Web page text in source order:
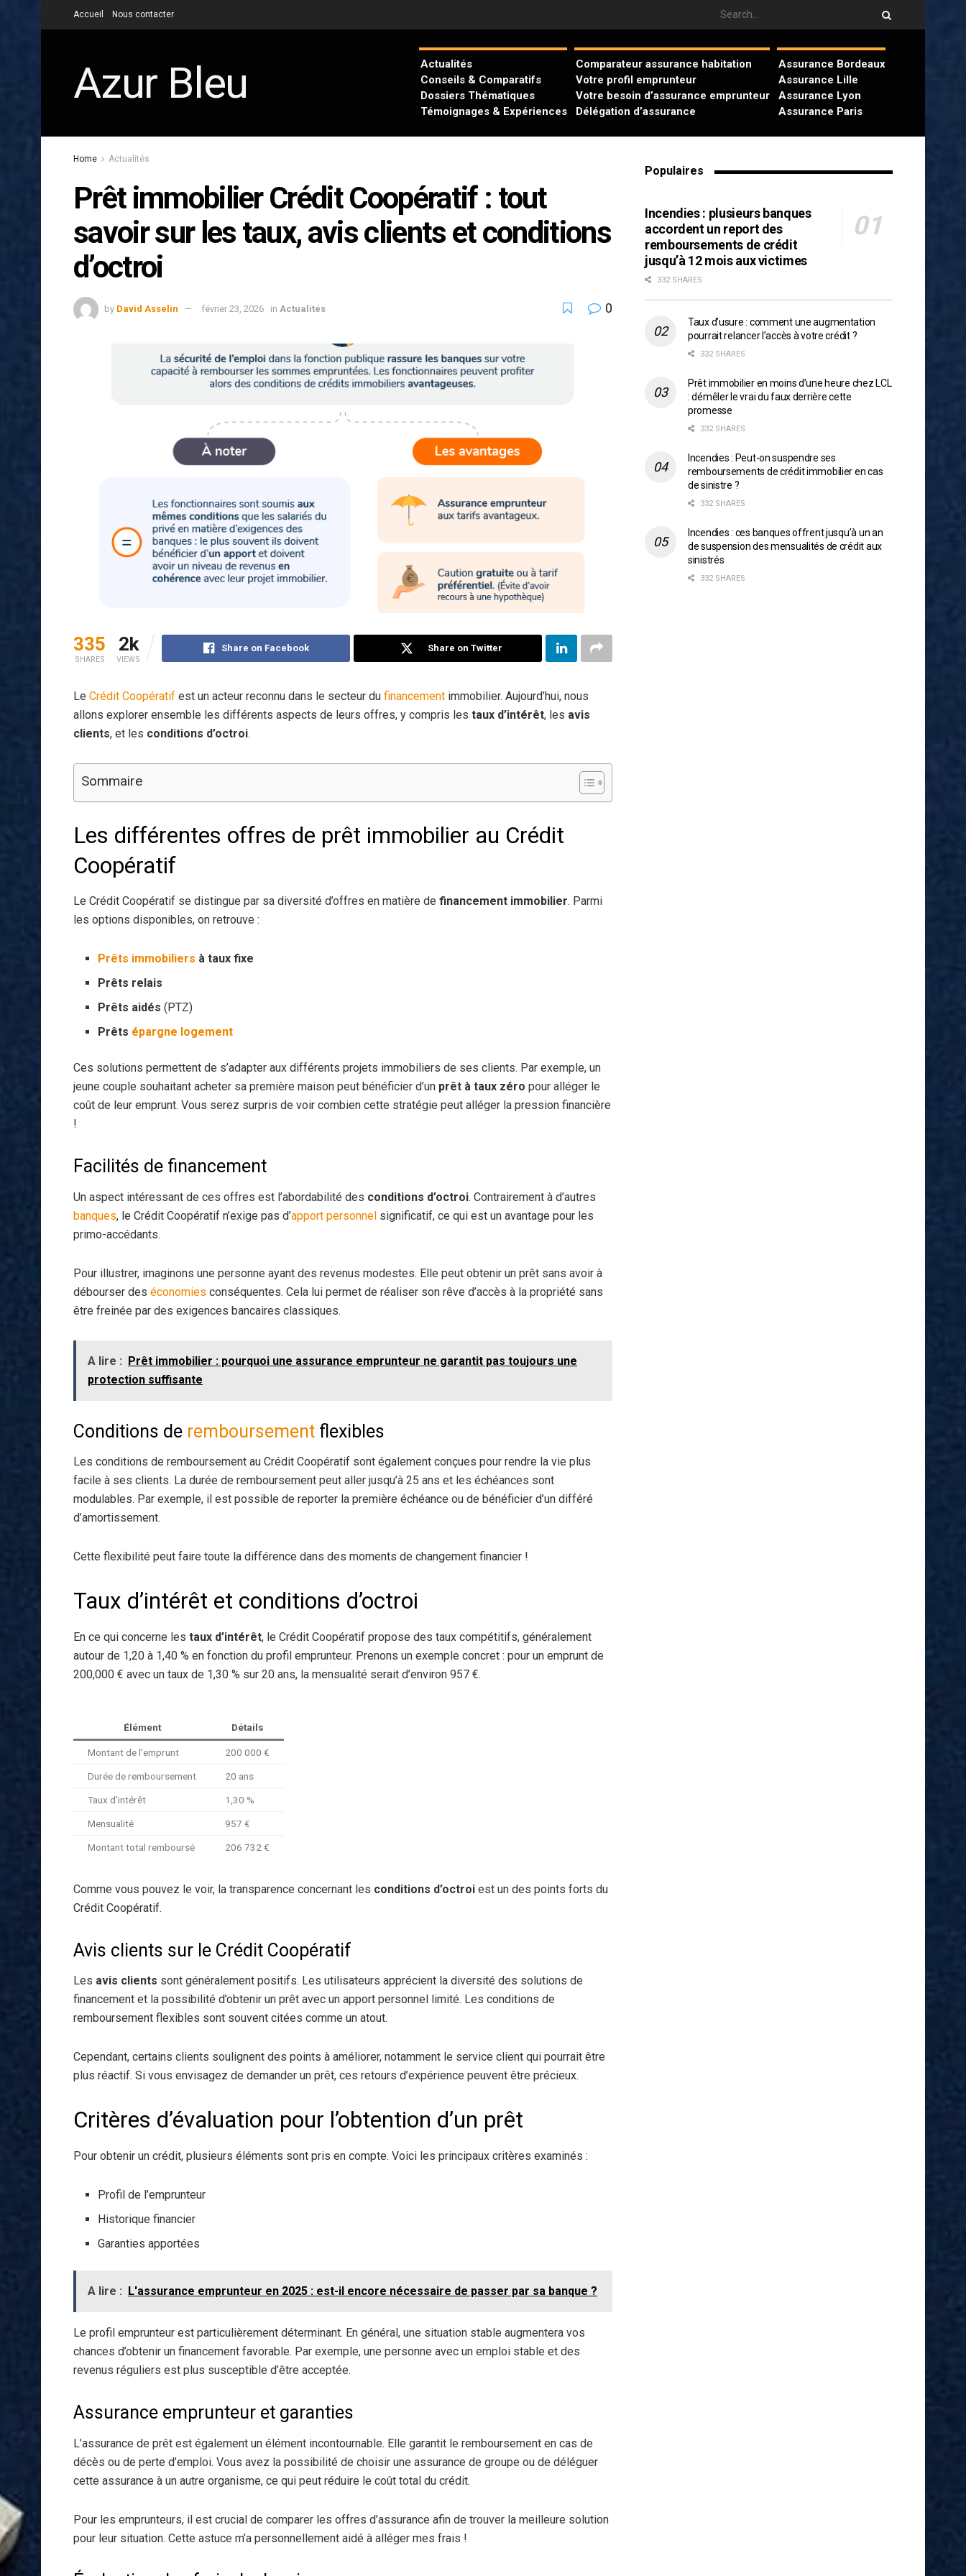
Accueil Nous contacter
Azur Bleu
Actualités
Conseils & Comparatifs
Dossiers Thématiques
Témoignages & Expériences
Comparateur assurance habitation
Votre profil emprunteur
Votre besoin d’assurance emprunteur
Délégation d’assurance
Assurance Bordeaux
Assurance Lille
Assurance Lyon
Assurance Paris
Home Actualités
Prêt immobilier Crédit Coopératif : tout
savoir sur les taux, avis clients et conditions
d’octroi
by David Asselin février 23, 2026 in Actualités 0
335
SHARES
2k
VIEWS
Share on Facebook Share on Twitter
Le Crédit Coopératif est un acteur reconnu dans le secteur du financement immobilier. Aujourd’hui, nous
allons explorer ensemble les différents aspects de leurs offres, y compris les taux d’intérêt, les avis
clients, et les conditions d’octroi.
Sommaire
Les différentes offres de prêt immobilier au Crédit
Coopératif
Le Crédit Coopératif se distingue par sa diversité d’offres en matière de financement immobilier. Parmi
les options disponibles, on retrouve :
Prêts immobiliers à taux fixe
Prêts relais
Prêts aidés (PTZ)
Prêts épargne logement
Ces solutions permettent de s’adapter aux différents projets immobiliers de ses clients. Par exemple, un
jeune couple souhaitant acheter sa première maison peut bénéficier d’un prêt à taux zéro pour alléger le
coût de leur emprunt. Vous serez surpris de voir combien cette stratégie peut alléger la pression financière
!
Facilités de financement
Un aspect intéressant de ces offres est l’abordabilité des conditions d’octroi. Contrairement à d’autres
banques, le Crédit Coopératif n’exige pas d’apport personnel significatif, ce qui est un avantage pour les
primo-accédants.
Pour illustrer, imaginons une personne ayant des revenus modestes. Elle peut obtenir un prêt sans avoir à
débourser des économies conséquentes. Cela lui permet de réaliser son rêve d’accès à la propriété sans
être freinée par des exigences bancaires classiques.
A lire : Prêt immobilier : pourquoi une assurance emprunteur ne garantit pas toujours une
protection suffisante
Conditions de remboursement flexibles
Les conditions de remboursement au Crédit Coopératif sont également conçues pour rendre la vie plus
facile à ses clients. La durée de remboursement peut aller jusqu’à 25 ans et les échéances sont
modulables. Par exemple, il est possible de reporter la première échéance ou de bénéficier d’un différé
d’amortissement.
Cette flexibilité peut faire toute la différence dans des moments de changement financier !
Taux d’intérêt et conditions d’octroi
En ce qui concerne les taux d’intérêt, le Crédit Coopératif propose des taux compétitifs, généralement
autour de 1,20 à 1,40 % en fonction du profil emprunteur. Prenons un exemple concret : pour un emprunt de
200,000 € avec un taux de 1,30 % sur 20 ans, la mensualité serait d’environ 957 €.
Élément Détails
Montant de l’emprunt 200 000 €
Durée de remboursement 20 ans
Taux d’intérêt 1,30 %
Mensualité 957 €
Montant total remboursé 206 732 €
Comme vous pouvez le voir, la transparence concernant les conditions d’octroi est un des points forts du
Crédit Coopératif.
Avis clients sur le Crédit Coopératif
Les avis clients sont généralement positifs. Les utilisateurs apprécient la diversité des solutions de
financement et la possibilité d’obtenir un prêt avec un apport personnel limité. Les conditions de
remboursement flexibles sont souvent citées comme un atout.
Cependant, certains clients soulignent des points à améliorer, notamment le service client qui pourrait être
plus réactif. Si vous envisagez de demander un prêt, ces retours d’expérience peuvent être précieux.
Critères d’évaluation pour l’obtention d’un prêt
Pour obtenir un crédit, plusieurs éléments sont pris en compte. Voici les principaux critères examinés :
Profil de l’emprunteur
Historique financier
Garanties apportées
A lire : L'assurance emprunteur en 2025 : est-il encore nécessaire de passer par sa banque ?
Le profil emprunteur est particulièrement déterminant. En général, une situation stable augmentera vos
chances d’obtenir un financement favorable. Par exemple, une personne avec un emploi stable et des
revenus réguliers est plus susceptible d’être acceptée.
Assurance emprunteur et garanties
L’assurance de prêt est également un élément incontournable. Elle garantit le remboursement en cas de
décès ou de perte d’emploi. Vous avez la possibilité de choisir une assurance de groupe ou de déléguer
cette assurance à un autre organisme, ce qui peut réduire le coût total du crédit.
Pour les emprunteurs, il est crucial de comparer les offres d’assurance afin de trouver la meilleure solution
pour leur situation. Cette astuce m’a personnellement aidé à alléger mes frais !
Populaires
Incendies : plusieurs banques
accordent un report des
remboursements de crédit
jusqu’à 12 mois aux victimes
332 SHARES
Taux d’usure : comment une augmentation
pourrait relancer l’accès à votre crédit ?
332 SHARES
Prêt immobilier en moins d’une heure chez LCL
: démêler le vrai du faux derrière cette
promesse
332 SHARES
Incendies : Peut-on suspendre ses
remboursements de crédit immobilier en cas
de sinistre ?
332 SHARES
Incendies : ces banques offrent jusqu’à un an
de suspension des mensualités de crédit aux
sinistrés
332 SHARES